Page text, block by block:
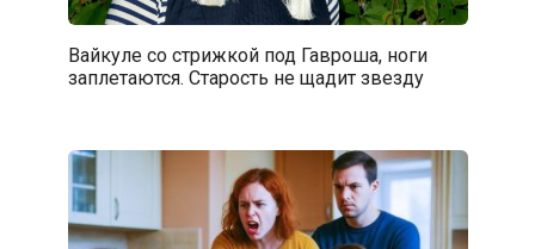
Вайкуле со стрижкой под Гавроша, ноги
заплетаются. Старость не щадит звезду